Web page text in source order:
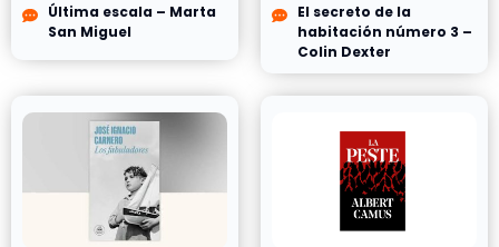
Última escala – Marta
San Miguel
El secreto de la
habitación número 3 –
Colin Dexter